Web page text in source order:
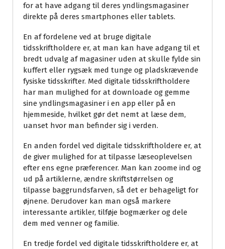
for at have adgang til deres yndlingsmagasiner
direkte på deres smartphones eller tablets.
En af fordelene ved at bruge digitale
tidsskriftholdere er, at man kan have adgang til et
bredt udvalg af magasiner uden at skulle fylde sin
kuffert eller rygsæk med tunge og pladskrævende
fysiske tidsskrifter. Med digitale tidsskriftholdere
har man mulighed for at downloade og gemme
sine yndlingsmagasiner i en app eller på en
hjemmeside, hvilket gør det nemt at læse dem,
uanset hvor man befinder sig i verden.
En anden fordel ved digitale tidsskriftholdere er, at
de giver mulighed for at tilpasse læseoplevelsen
efter ens egne præferencer. Man kan zoome ind og
ud på artiklerne, ændre skriftstørrelsen og
tilpasse baggrundsfarven, så det er behageligt for
øjnene. Derudover kan man også markere
interessante artikler, tilføje bogmærker og dele
dem med venner og familie.
En tredje fordel ved digitale tidsskriftholdere er, at